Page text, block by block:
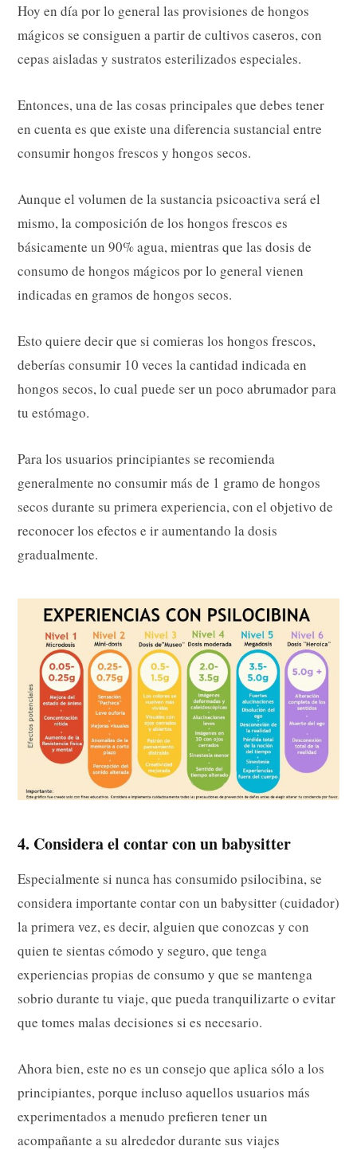
Hoy en día por lo general las provisiones de hongos
mágicos se consiguen a partir de cultivos caseros, con
cepas aisladas y sustratos esterilizados especiales.
Entonces, una de las cosas principales que debes tener
en cuenta es que existe una diferencia sustancial entre
consumir hongos frescos y hongos secos.
Aunque el volumen de la sustancia psicoactiva será el
mismo, la composición de los hongos frescos es
básicamente un 90% agua, mientras que las dosis de
consumo de hongos mágicos por lo general vienen
indicadas en gramos de hongos secos.
Esto quiere decir que si comieras los hongos frescos,
deberías consumir 10 veces la cantidad indicada en
hongos secos, lo cual puede ser un poco abrumador para
tu estómago.
Para los usuarios principiantes se recomienda
generalmente no consumir más de 1 gramo de hongos
secos durante su primera experiencia, con el objetivo de
reconocer los efectos e ir aumentando la dosis
gradualmente.
4. Considera el contar con un babysitter
Especialmente si nunca has consumido psilocibina, se
considera importante contar con un babysitter (cuidador)
la primera vez, es decir, alguien que conozcas y con
quien te sientas cómodo y seguro, que tenga
experiencias propias de consumo y que se mantenga
sobrio durante tu viaje, que pueda tranquilizarte o evitar
que tomes malas decisiones si es necesario.
Ahora bien, este no es un consejo que aplica sólo a los
principiantes, porque incluso aquellos usuarios más
experimentados a menudo prefieren tener un
acompañante a su alrededor durante sus viajes